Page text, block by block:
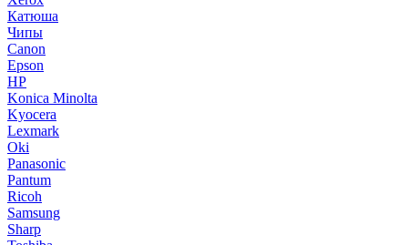
Катюша
Чипы
Canon
Epson
HP
Konica Minolta
Kyocera
Lexmark
Oki
Panasonic
Pantum
Ricoh
Samsung
Sharp